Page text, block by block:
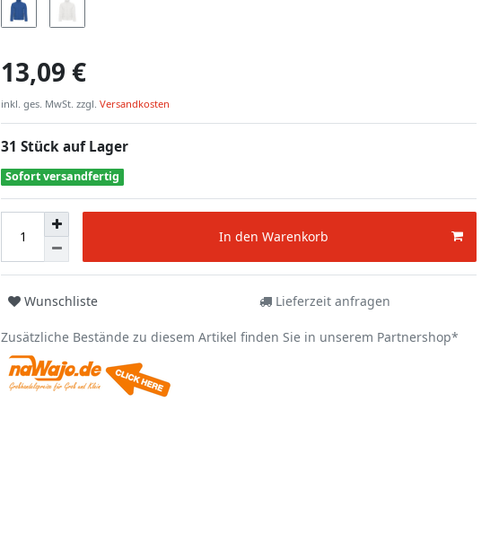
13,09 €
inkl. ges. MwSt. zzgl. Versandkosten
31 Stück auf Lager
Sofort versandfertig
In den Warenkorb
Wunschliste Lieferzeit anfragen
Zusätzliche Bestände zu diesem Artikel finden Sie in unserem Partnershop*